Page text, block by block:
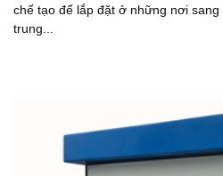
chế tạo để lắp đặt ở những nơi
trung...